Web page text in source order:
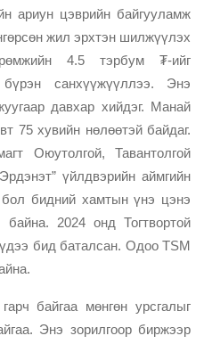
ариун цэврийн байгууламж
жил эрхтэн шилжүүлэх
4.5 тэрбум ₮-ийг
санхүүжүүллээ. Энэ
давхар хийдэг. Манай
75 хувийн нөлөөтэй байдаг.
Оюутолгой, Тавантолгой
үйлдвэрийн аймгийн
бол бидний хамтын үнэ цэнэ
байна. 2024 онд Тогтвортой
бид баталсан. Одоо TSM
байгаа мөнгөн урсгалыг
Энэ зорилгоор биржээр